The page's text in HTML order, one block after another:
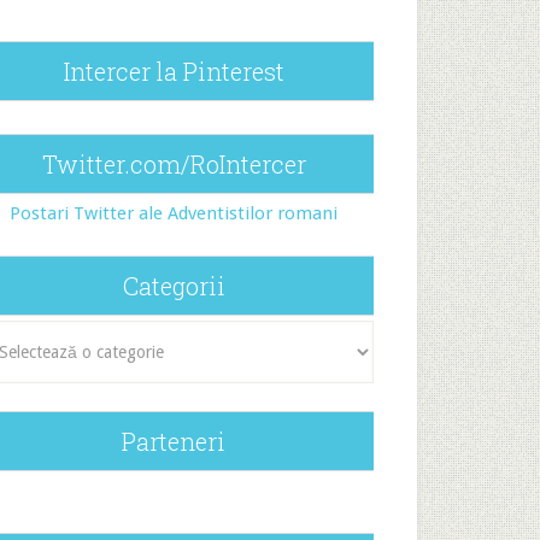
Intercer la Pinterest
Twitter.com/RoIntercer
Postari Twitter ale Adventistilor romani
Categorii
Parteneri